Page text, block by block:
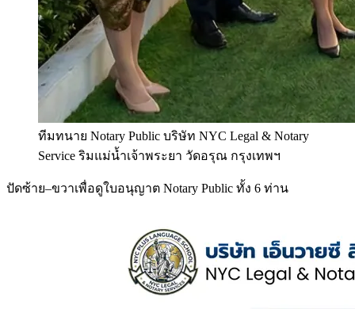
ทีมทนาย Notary Public บริษัท NYC Legal & Notary
Service ริมแม่น้ำเจ้าพระยา วัดอรุณ กรุงเทพฯ
ปัดซ้าย–ขวาเพื่อดูใบอนุญาต Notary Public ทั้ง 6 ท่าน